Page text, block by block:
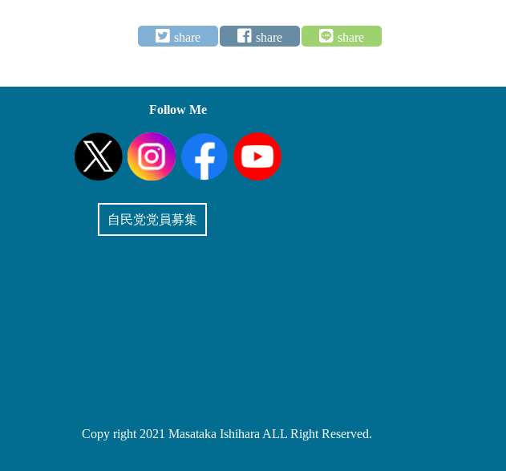
Follow Me
自民党党員募集
Copy right 2021 Masataka Ishihara ALL Right Reserved.